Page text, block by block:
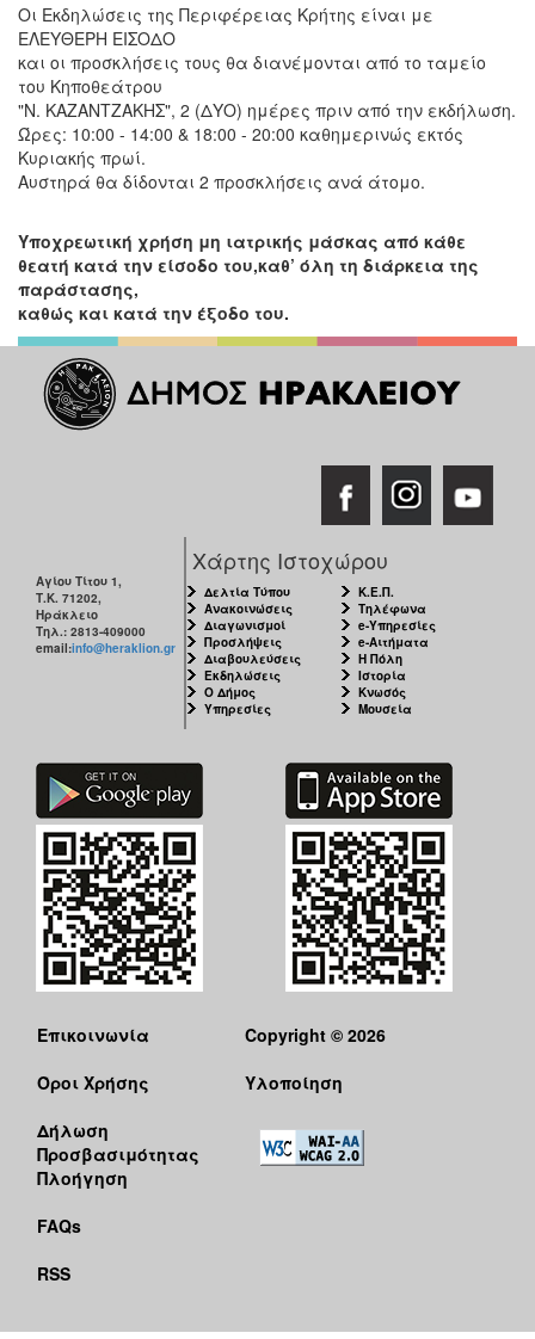
Οι Εκδηλώσεις της Περιφέρειας Κρήτης είναι με
ΕΛΕΥΘΕΡΗ ΕΙΣΟΔΟ
και οι προσκλήσεις τους θα διανέμονται από το ταμείο
του Κηποθεάτρου
"Ν. ΚΑΖΑΝΤΖΑΚΗΣ", 2 (ΔΥΟ) ημέρες πριν από την εκδήλωση.
Ώρες: 10:00 - 14:00 & 18:00 - 20:00 καθημερινώς εκτός
Κυριακής πρωί.
Αυστηρά θα δίδονται 2 προσκλήσεις ανά άτομο.
Υποχρεωτική χρήση μη ιατρικής μάσκας από κάθε
θεατή κατά την είσοδο του,καθ’ όλη τη διάρκεια της
παράστασης,
καθώς και κατά την έξοδο του.
Αγίου Τίτου 1,
Τ.Κ. 71202,
Ηράκλειο
Τηλ.: 2813-409000
email:info@heraklion.gr
Χάρτης Ιστοχώρου
Δελτία Τύπου
Ανακοινώσεις
Διαγωνισμοί
Προσλήψεις
Διαβουλεύσεις
Εκδηλώσεις
Ο Δήμος
Υπηρεσίες
Κ.Ε.Π.
Τηλέφωνα
e-Υπηρεσίες
e-Αιτήματα
Η Πόλη
Ιστορία
Κνωσός
Μουσεία
Επικοινωνία
Όροι Χρήσης
Δήλωση
Προσβασιμότητας
Πλοήγηση
FAQs
RSS
Copyright © 2026
Υλοποίηση